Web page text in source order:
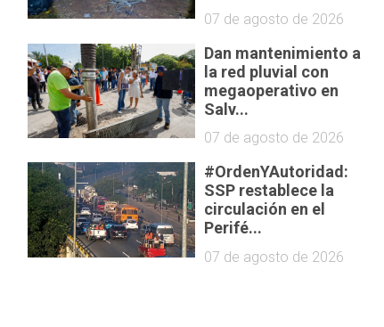
07 de agosto de 2026
Dan mantenimiento a
la red pluvial con
megaoperativo en
Salv...
07 de agosto de 2026
#OrdenYAutoridad:
SSP restablece la
circulación en el
Perifé...
07 de agosto de 2026